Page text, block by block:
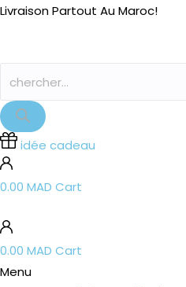
Aller
Livraison Partout Au Maroc!
Recherche
idée cadeau
0.00 MAD Cart
0.00 MAD Cart
Menu
Recherche